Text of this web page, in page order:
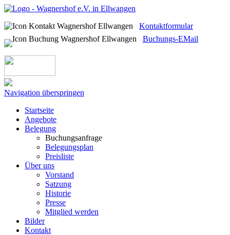
Kontaktformular
Buchungs-EMail
Navigation überspringen
Startseite
Angebote
Belegung
Buchungsanfrage
Belegungsplan
Preisliste
Über uns
Vorstand
Satzung
Historie
Presse
Mitglied werden
Bilder
Kontakt